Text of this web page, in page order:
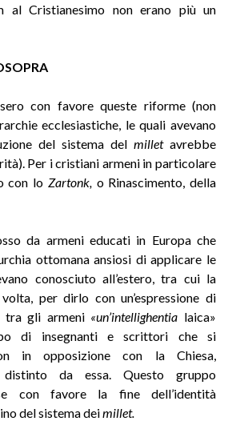
al Cristianesimo non erano più un
con favore queste riforme (non
ecclesiastiche, le quali avevano
del sistema del millet avrebbe
Per i cristiani armeni in particolare
con lo Zartonk, o Rinascimento, della
da armeni educati in Europa che
ottomana ansiosi di applicare le
conosciuto all’estero, tra cui la
per dirlo con un’espressione di
tra gli armeni «un’intellighentia laica»
di insegnanti e scrittori che si
in opposizione con la Chiesa,
distinto da essa. Questo gruppo
con favore la fine dell’identità
del sistema deimillet.